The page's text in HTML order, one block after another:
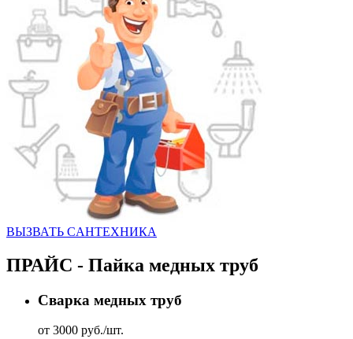
ВЫЗВАТЬ CАНТЕХНИКА
ПРАЙС - Пайка медных труб
Сварка медных труб
от 3000 руб./шт.